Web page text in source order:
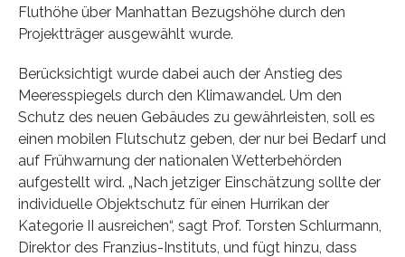
Fluthöhe über Manhattan Bezugshöhe durch den
Projektträger ausgewählt wurde.
Berücksichtigt wurde dabei auch der Anstieg des
Meeresspiegels durch den Klimawandel. Um den
Schutz des neuen Gebäudes zu gewährleisten, soll es
einen mobilen Flutschutz geben, der nur bei Bedarf und
auf Frühwarnung der nationalen Wetterbehörden
aufgestellt wird. „Nach jetziger Einschätzung sollte der
individuelle Objektschutz für einen Hurrikan der
Kategorie II ausreichen“, sagt Prof. Torsten Schlurmann,
Direktor des Franzius-Instituts, und fügt hinzu, dass